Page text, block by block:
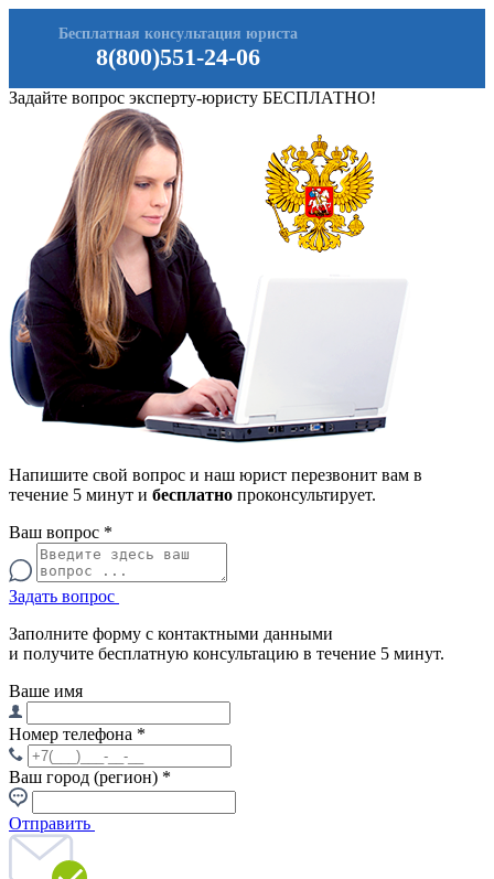
8(800)551-24-06
Бесплатная консультация юриста
Задайте вопрос эксперту-юристу БЕСПЛАТНО!
Напишите свой вопрос и наш юрист перезвонит вам в
течение 5 минут и бесплатно проконсультирует.
Ваш вопрос *
Задать вопрос
Заполните форму с контактными данными
и получите бесплатную консультацию в течение 5 минут.
Ваше имя
Номер телефона *
Ваш город (регион) *
Отправить